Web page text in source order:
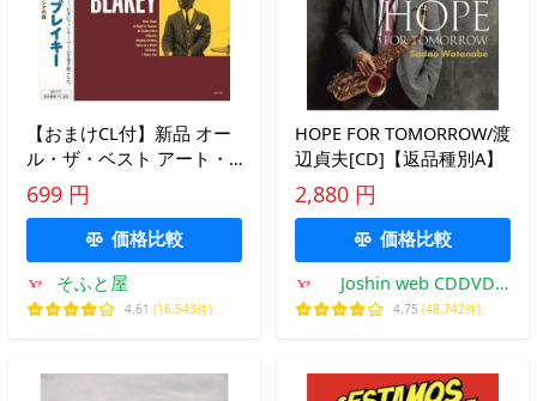
【おまけCL付】新品 オー
ル・ザ・ベスト アート・
ブレイキー CD AO-111
699 円
価格比較
そふと屋
4.61 (16,543件)
HOPE FOR TOMORROW/渡
辺貞夫[CD]【返品種別A】
2,880 円
価格比較
Joshin web CDDVD
Yahoo!店
4.75 (48,742件)